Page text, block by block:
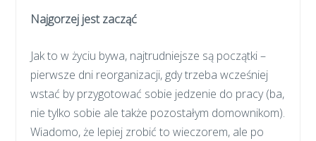
Najgorzej jest zacząć
Jak to w życiu bywa, najtrudniejsze są początki –
pierwsze dni reorganizacji, gdy trzeba wcześniej
wstać by przygotować sobie jedzenie do pracy (ba,
nie tylko sobie ale także pozostałym domownikom).
Wiadomo, że lepiej zrobić to wieczorem, ale po